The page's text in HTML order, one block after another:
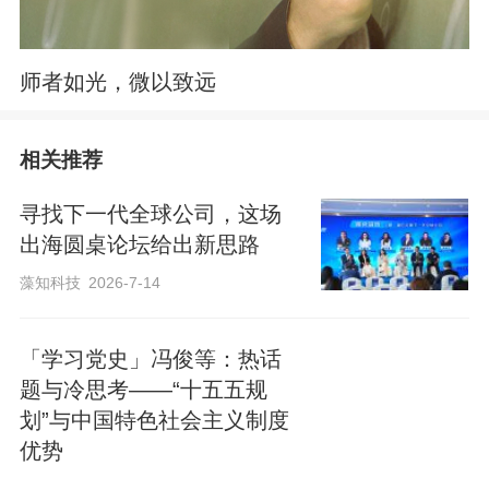
师者如光，微以致远
相关推荐
寻找下一代全球公司，这场
出海圆桌论坛给出新思路
藻知科技 2026-7-14
「学习党史」冯俊等：热话
题与冷思考——“十五五规
划”与中国特色社会主义制度
优势